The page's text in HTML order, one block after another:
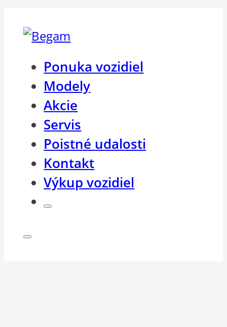
Ponuka vozidiel
Modely
Akcie
Servis
Poistné udalosti
Kontakt
Výkup vozidiel